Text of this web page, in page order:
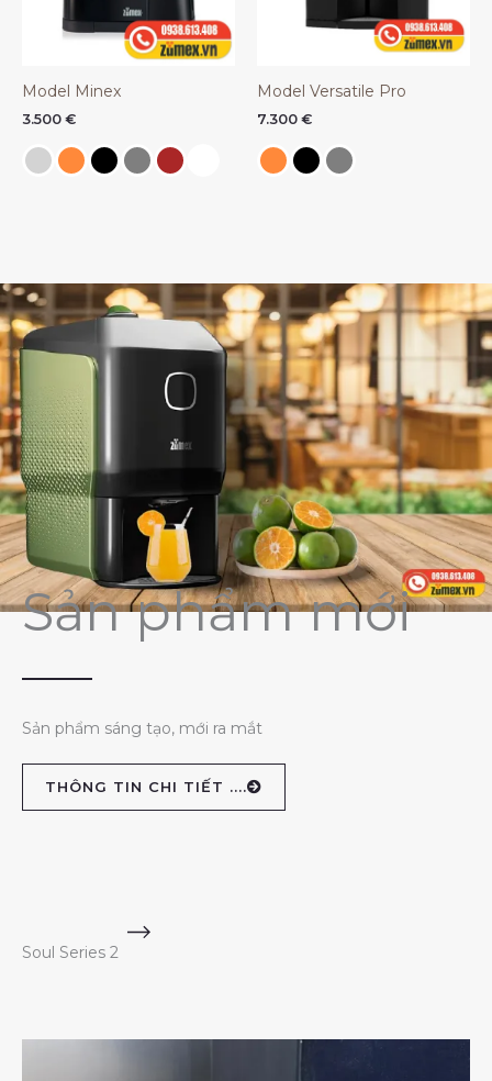
Model Minex
3.500 €
Model Versatile Pro
7.300 €
Sản phẩm mới
Sản phẩm sáng tạo, mới ra mắt
THÔNG TIN CHI TIẾT ....
Soul Series 2